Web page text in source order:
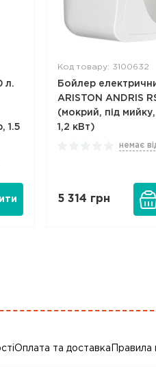
л.
1.5
Код товару: 3100632
Бойлер
ARISTON ANDRIS
(мокрий, під
1,2 кВт)
немає
5 314 грн
Оплата та доставка Правила